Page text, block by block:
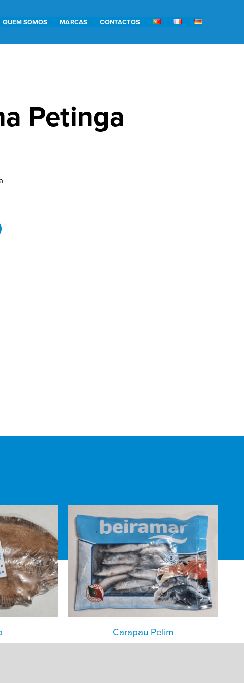
QUEM SOMOS MARCAS CONTACTOS
Petinga
Carapau Pelim